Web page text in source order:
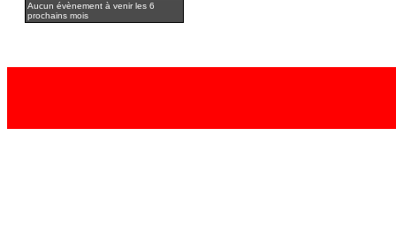
Aucun évènement à venir les 6
prochains mois